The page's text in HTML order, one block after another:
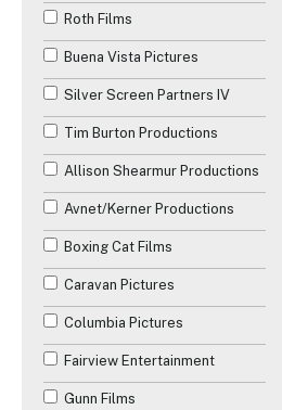
Roth Films
Buena Vista Pictures
Silver Screen Partners IV
Tim Burton Productions
Allison Shearmur Productions
Avnet/Kerner Productions
Boxing Cat Films
Caravan Pictures
Columbia Pictures
Fairview Entertainment
Gunn Films
✕